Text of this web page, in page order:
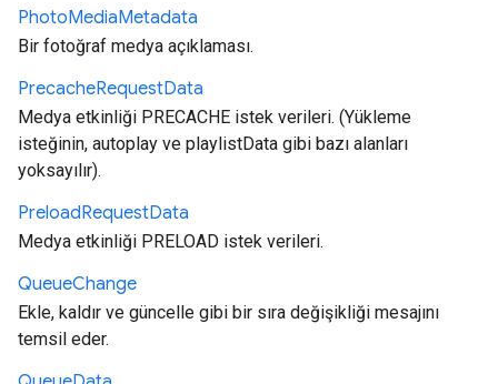
PhotoMediaMetadata
Bir fotoğraf medya açıklaması.
PrecacheRequestData
Medya etkinliği PRECACHE istek verileri. (Yükleme
isteğinin, autoplay ve playlistData gibi bazı alanları
yoksayılır).
PreloadRequestData
Medya etkinliği PRELOAD istek verileri.
QueueChange
Ekle, kaldır ve güncelle gibi bir sıra değişikliği mesajını
temsil eder.